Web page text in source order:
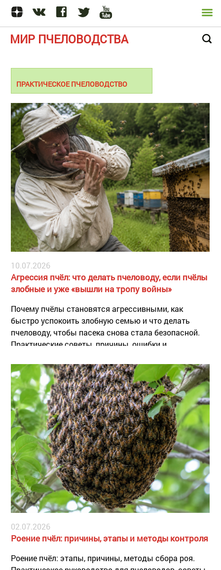
МИР ПЧЕЛОВОДСТВА
ПРАКТИЧЕСКОЕ ПЧЕЛОВОДСТВО
10.07.2026
Агрессия пчёл: что делать пчеловоду, если пчёлы
злобные и уже «вышли на тропу войны»
Почему пчёлы становятся агрессивными, как
быстро успокоить злобную семью и что делать
пчеловоду, чтобы пасека снова стала безопасной.
Практические советы, причины, ошибки и
02.07.2026
Роение пчёл: причины, этапы и методы контроля
Роение пчёл: этапы, причины, методы сбора роя.